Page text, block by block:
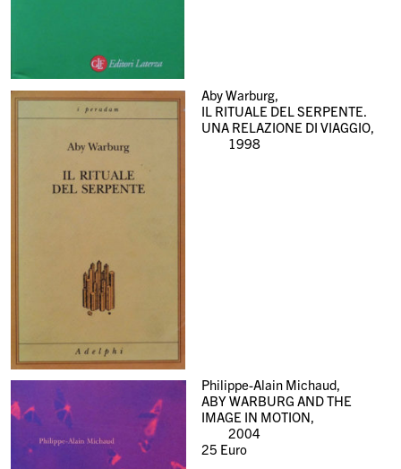
Aby Warburg,
IL RITUALE DEL SERPENTE.
UNA RELAZIONE DI VIAGGIO,
1998
Philippe-Alain Michaud,
ABY WARBURG AND THE
IMAGE IN MOTION,
2004
25 Euro